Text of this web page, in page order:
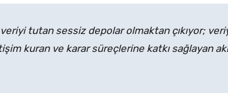
veriyi tutan sessiz depolar olmaktan çıkıyor;
kuran ve karar süreçlerine katkı sağlayan